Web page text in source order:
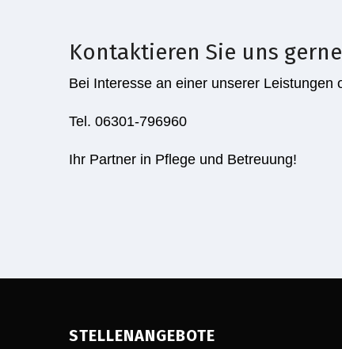
Kontaktieren Sie uns
Bei Interesse an einer unserer
Tel. 06301-796960
Ihr Partner in Pflege und Betreuung!
STELLENANGEBOTE